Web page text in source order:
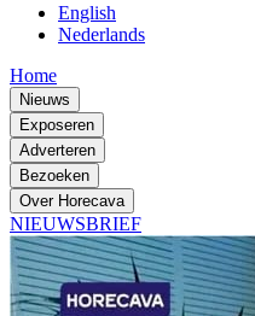
English
Nederlands
Home
Nieuws
Exposeren
Adverteren
Bezoeken
Over Horecava
NIEUWSBRIEF